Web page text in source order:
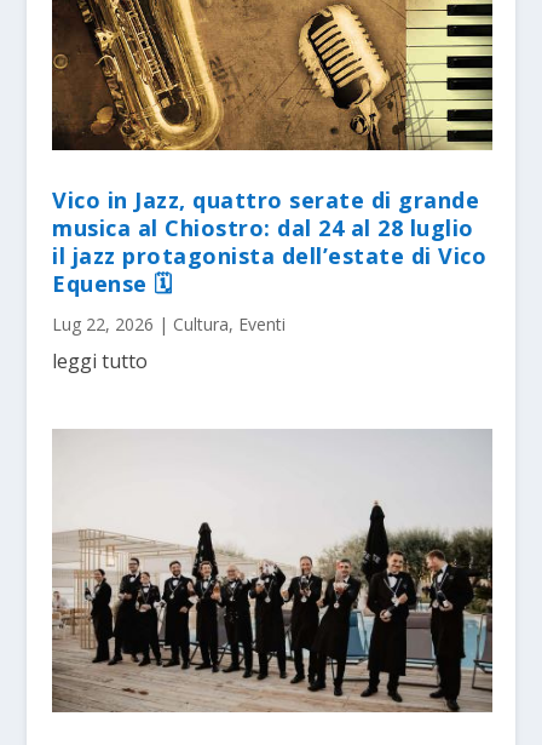
Vico in Jazz, quattro serate di grande
musica al Chiostro: dal 24 al 28 luglio
il jazz protagonista dell’estate di Vico
Equense 🗓
Lug 22, 2026 | Cultura, Eventi
leggi tutto